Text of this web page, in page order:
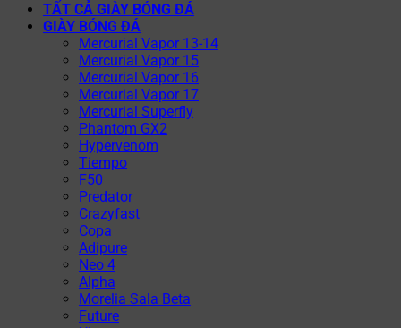
TẤT CẢ GIÀY BÓNG ĐÁ
GIÀY BÓNG ĐÁ
Mercurial Vapor 13-14
Mercurial Vapor 15
Mercurial Vapor 16
Mercurial Vapor 17
Mercurial Superfly
Phantom GX2
Hypervenom
Tiempo
F50
Predator
Crazyfast
Copa
Adipure
Neo 4
Alpha
Morelia Sala Beta
Future